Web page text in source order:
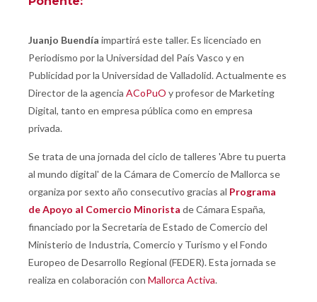
Juanjo Buendía impartirá este taller. Es licenciado en
Periodismo por la Universidad del País Vasco y en
Publicidad por la Universidad de Valladolid. Actualmente es
Director de la agencia ACoPuO y profesor de Marketing
Digital, tanto en empresa pública como en empresa
privada.
Se trata de una jornada del ciclo de talleres 'Abre tu puerta
al mundo digital' de la Cámara de Comercio de Mallorca se
organiza por sexto año consecutivo gracias al Programa
de Apoyo al Comercio Minorista de Cámara España,
financiado por la Secretaria de Estado de Comercio del
Ministerio de Industria, Comercio y Turismo y el Fondo
Europeo de Desarrollo Regional (FEDER). Esta jornada se
realiza en colaboración con Mallorca Activa.